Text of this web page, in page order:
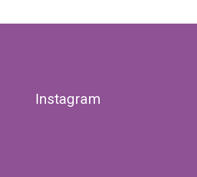
Instagram